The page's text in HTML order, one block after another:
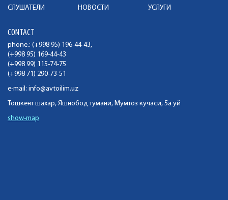
СЛУШАТЕЛИ
НОВОСТИ УСЛУГИ
CONTACT
phone.: (+998 95) 196-44-43,
(+998 95) 169-44-43
(+998 99) 115-74-75
(+998 71) 290-73-51
e-mail: info@avtoilim.uz
Тошкент шахар, Яшнобод тумани, Мумтоз кучаси, 5а уй
show-map